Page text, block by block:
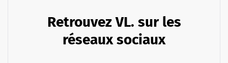
Retrouvez VL. sur les
réseaux sociaux